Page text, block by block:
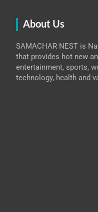
About Us
SAMACHAR NEST is
that provides hot new
entertainment, sports,
technology, health and